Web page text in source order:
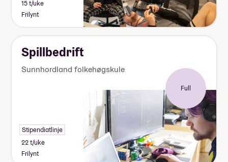
15 t/uke
Frilynt
Spillbedrift
Sunnhordland folkehøgskule
Full
Stipendiatlinje
22 t/uke
Frilynt